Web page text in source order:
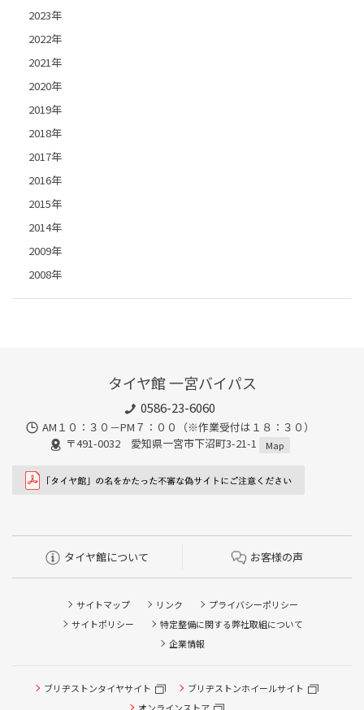
2023年
2022年
2021年
2020年
2019年
2018年
2017年
2016年
2015年
2014年
2009年
2008年
タイヤ館 一宮バイパス
0586-23-6060
AM１０：３０－PM７：００（※作業受付は１８：３０）
〒491-0032 愛知県一宮市下沼町3-21-1
Map
タイヤ館について お客様の声
サイトマップ リンク
プライバシーポリシー
サイトポリシー
特定整備に関する弊社取組について
企業情報
ブリヂストンタイヤサイト
ブリヂストンホイールサイト
オンラインストア
タイヤ点検・安全点検/タイヤ履き替え/オイル交換/その他
ピット作業の予約